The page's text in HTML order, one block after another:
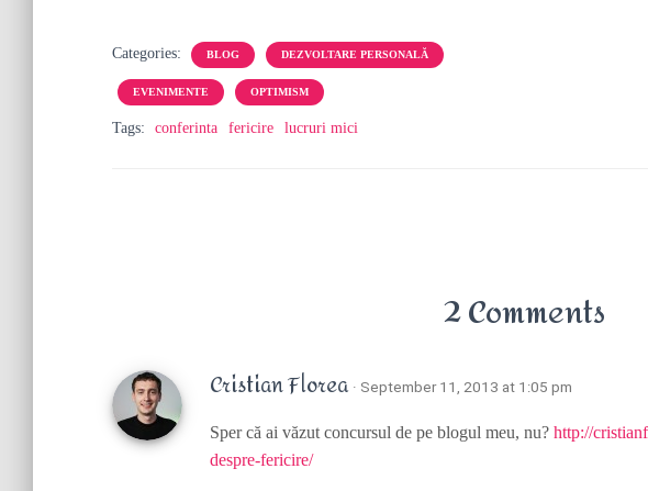
Categories: BLOG DEZVOLTARE PERSONALĂ
EVENIMENTE OPTIMISM
Tags: conferinta fericire lucruri mici
2 Comments
Cristian Florea · September 11, 2013 at 1:05 pm
Sper că ai văzut concursul de pe blogul meu, nu? http://
despre-fericire/